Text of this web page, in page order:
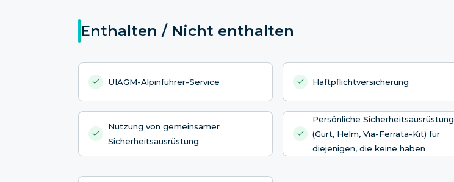
Enthalten / Nicht enthalten
UIAGM-Alpinführer-Service Haftpflichtversicherung
Nutzung von gemeinsamer
Sicherheitsausrüstung
Persönliche Sicherheitsausrüstung
(Gurt, Helm, Via-Ferrata-Kit) für
diejenigen, die keine haben